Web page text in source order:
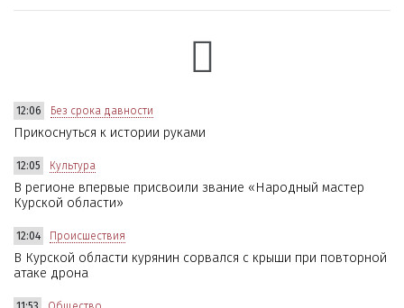
12:06 Без срока давности
Прикоснуться к истории руками
12:05 Культура
В регионе впервые присвоили звание «Народный мастер
Курской области»
12:04 Происшествия
В Курской области курянин сорвался с крыши при повторной
атаке дрона